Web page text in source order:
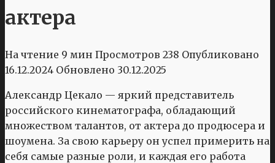
актера
На чтение 9 мин Просмотров 238 Опубликовано
16.12.2024 Обновлено 30.12.2025
Александр Цекало — яркий представитель
российского кинематографа, обладающий
множеством талантов, от актера до продюсера и
шоумена. За свою карьеру он успел примерить на
себя самые разные роли, и каждая его работа